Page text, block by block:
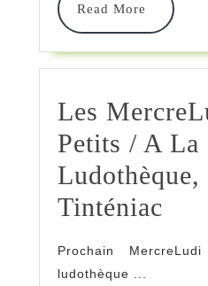
Au
À
Read More
Read
More
Les
Petits / A La
Ludothèque,
Tinténiac
Prochain
ludothèque ...